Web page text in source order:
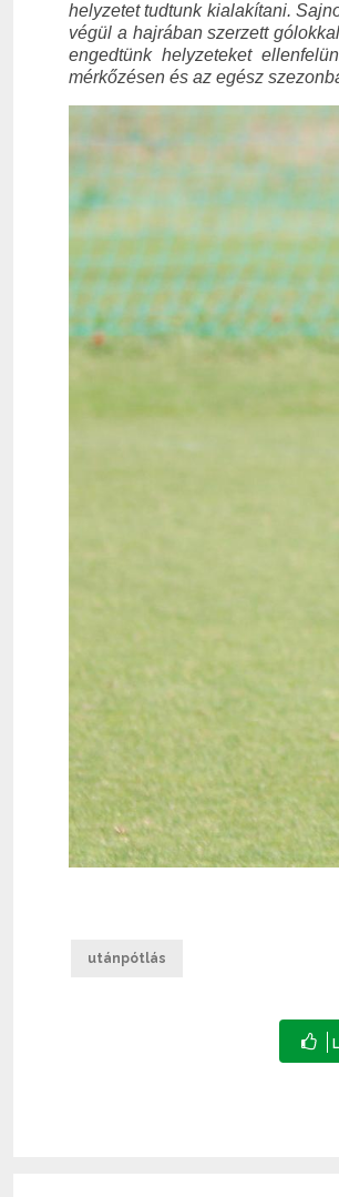
helyzetet tudtunk kialakítani.
végül a hajrában szerzett
engedtünk helyzeteket
mérkőzésen és az egész
utánpótlás